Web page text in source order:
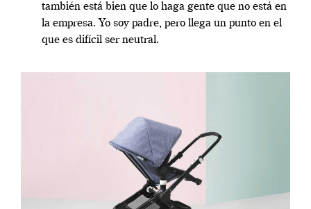
también está bien que lo haga gente que no está en
la empresa. Yo soy padre, pero llega un punto en el
que es difícil ser neutral.